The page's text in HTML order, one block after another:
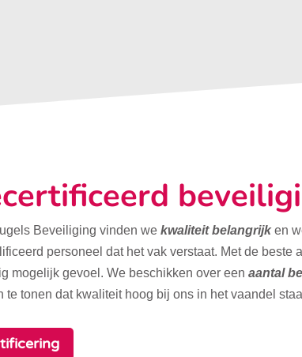
Beveiliging vinden wekwaliteit belangrijk en
personeel dat het vak verstaat. Met de beste
mogelijk gevoel. We beschikken over eenaantal
te tonen dat kwaliteit hoog bij ons in het vaandel